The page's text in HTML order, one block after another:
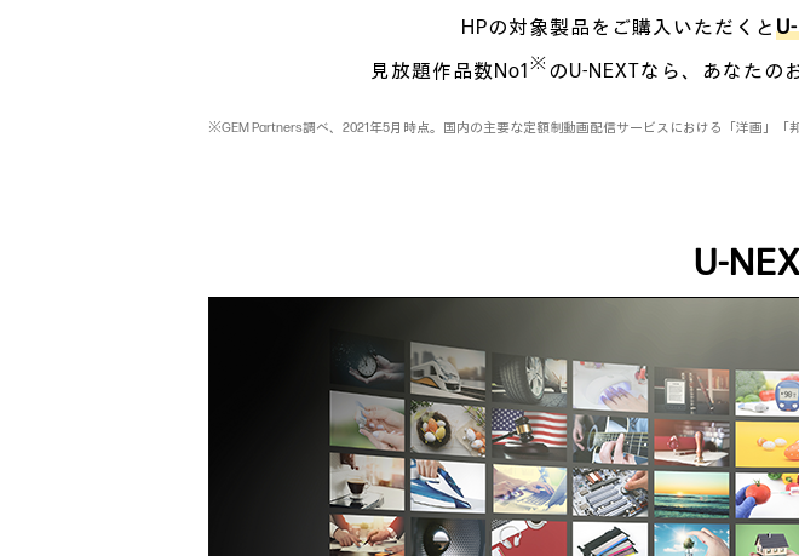
HPの対象製品をご購入いただくと
見放題作品数No1※のU-NEXTなら、あなたの
※GEM Partners調べ、2021年5月時点。国内の主要な定額制動画配信サービスにおける「洋画」
U-